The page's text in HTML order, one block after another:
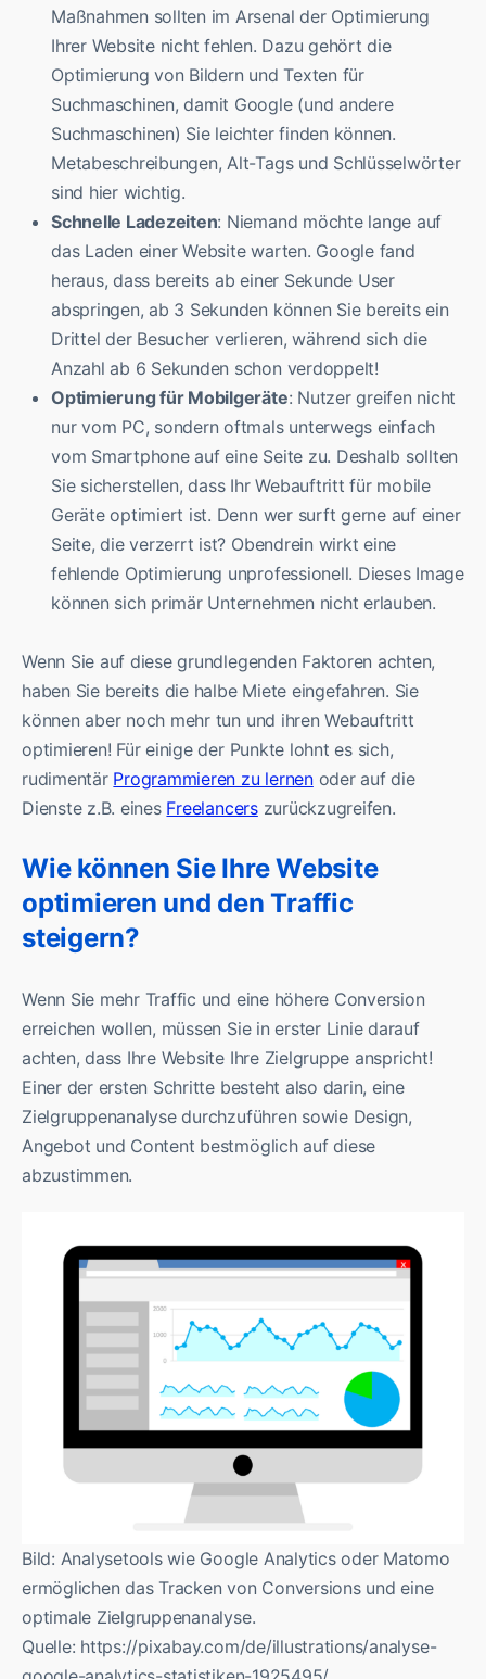
Maßnahmen sollten im Arsenal der Optimierung
Ihrer Website nicht fehlen. Dazu gehört die
Optimierung von Bildern und Texten für
Suchmaschinen, damit Google (und andere
Suchmaschinen) Sie leichter finden können.
Metabeschreibungen, Alt-Tags und Schlüsselwörter
sind hier wichtig.
Schnelle Ladezeiten: Niemand möchte lange auf
das Laden einer Website warten. Google fand
heraus, dass bereits ab einer Sekunde User
abspringen, ab 3 Sekunden können Sie bereits ein
Drittel der Besucher verlieren, während sich die
Anzahl ab 6 Sekunden schon verdoppelt!
Optimierung für Mobilgeräte: Nutzer greifen nicht
nur vom PC, sondern oftmals unterwegs einfach
vom Smartphone auf eine Seite zu. Deshalb sollten
Sie sicherstellen, dass Ihr Webauftritt für mobile
Geräte optimiert ist. Denn wer surft gerne auf einer
Seite, die verzerrt ist? Obendrein wirkt eine
fehlende Optimierung unprofessionell. Dieses Image
können sich primär Unternehmen nicht erlauben.
Wenn Sie auf diese grundlegenden Faktoren achten,
haben Sie bereits die halbe Miete eingefahren. Sie
können aber noch mehr tun und ihren Webauftritt
optimieren! Für einige der Punkte lohnt es sich,
rudimentär Programmieren zu lernenoder auf die
Dienste z.B. eines Freelancerszurückzugreifen.
Wie können Sie Ihre Website
optimieren und den Traffic
steigern?
Wenn Sie mehr Traffic und eine höhere Conversion
erreichen wollen, müssen Sie in erster Linie darauf
achten, dass Ihre Website Ihre Zielgruppe anspricht!
Einer der ersten Schritte besteht also darin, eine
Zielgruppenanalyse durchzuführen sowie Design,
Angebot und Content bestmöglich auf diese
abzustimmen.
Bild: Analysetools wie Google Analytics oder Matomo
ermöglichen das Tracken von Conversions und eine
optimale Zielgruppenanalyse.
Quelle: https://pixabay.com/de/illustrations/analyse-